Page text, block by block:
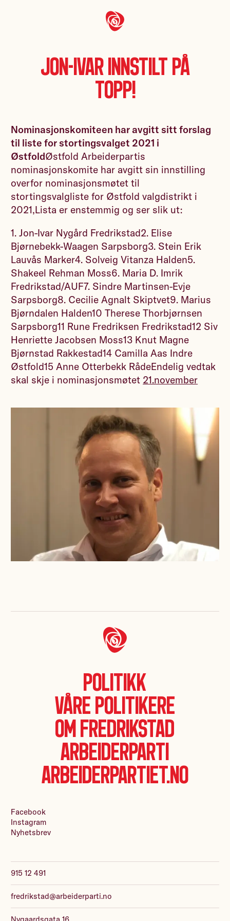
Jon-Ivar innstilt på
topp!
Nominasjonskomiteen har avgitt sitt forslag
til liste for stortingsvalget 2021 i
ØstfoldØstfold Arbeiderpartis
nominasjonskomite har avgitt sin innstilling
overfor nominasjonsmøtet til
stortingsvalgliste for Østfold valgdistrikt i
2021,Lista er enstemmig og ser slik ut:
1. Jon-Ivar Nygård Fredrikstad2. Elise
Bjørnebekk-Waagen Sarpsborg3. Stein Erik
Lauvås Marker4. Solveig Vitanza Halden5.
Shakeel Rehman Moss6. Maria D. Imrik
Fredrikstad/AUF7. Sindre Martinsen-Evje
Sarpsborg8. Cecilie Agnalt Skiptvet9. Marius
Bjørndalen Halden10 Therese Thorbjørnsen
Sarpsborg11 Rune Fredriksen Fredrikstad12 Siv
Henriette Jacobsen Moss13 Knut Magne
Bjørnstad Rakkestad14 Camilla Aas Indre
Østfold15 Anne Otterbekk RådeEndelig vedtak
skal skje i nominasjonsmøtet 21.november
Politikk
Våre politikere
Om Fredrikstad
Arbeiderparti
Arbeiderpartiet.no
915 12 491
fredrikstad@arbeiderparti.no
Facebook
Instagram
Nyhetsbrev